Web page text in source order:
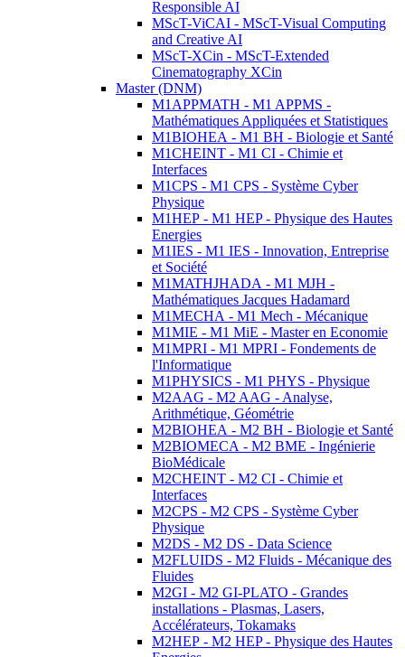
Responsible AI
MScT-ViCAI - MScT-Visual Computing
and Creative AI
MScT-XCin - MScT-Extended
Cinematography XCin
Master (DNM)
M1APPMATH - M1 APPMS -
Mathématiques Appliquées et Statistiques
M1BIOHEA - M1 BH - Biologie et Santé
M1CHEINT - M1 CI - Chimie et
Interfaces
M1CPS - M1 CPS - Système Cyber
Physique
M1HEP - M1 HEP - Physique des Hautes
Energies
M1IES - M1 IES - Innovation, Entreprise
et Société
M1MATHJHADA - M1 MJH -
Mathématiques Jacques Hadamard
M1MECHA - M1 Mech - Mécanique
M1MIE - M1 MiE - Master en Economie
M1MPRI - M1 MPRI - Fondements de
l'Informatique
M1PHYSICS - M1 PHYS - Physique
M2AAG - M2 AAG - Analyse,
Arithmétique, Géométrie
M2BIOHEA - M2 BH - Biologie et Santé
M2BIOMECA - M2 BME - Ingénierie
BioMédicale
M2CHEINT - M2 CI - Chimie et
Interfaces
M2CPS - M2 CPS - Système Cyber
Physique
M2DS - M2 DS - Data Science
M2FLUIDS - M2 Fluids - Mécanique des
Fluides
M2GI - M2 GI-PLATO - Grandes
installations - Plasmas, Lasers,
Accélérateurs, Tokamaks
M2HEP - M2 HEP - Physique des Hautes